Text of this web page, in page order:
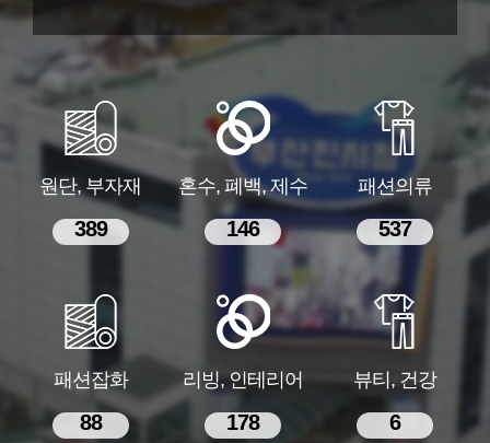
원단, 부자재
389
혼수, 폐백, 제수
146
패션의류
537
패션잡화
88
리빙, 인테리어
178
뷰티, 건강
6